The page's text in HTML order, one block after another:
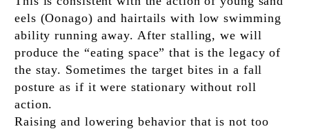
eels (Oonago) and hairtails with low swimming
ability running away. After stalling, we will
produce the “eating space” that is the legacy of
the stay. Sometimes the target bites in a fall
posture as if it were stationary without roll
action.
Raising and lowering behavior that is not too